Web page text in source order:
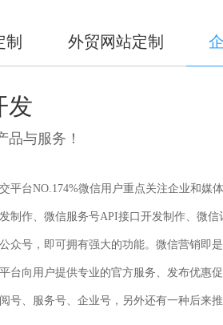
外贸网站定制
发
品与服务！
平台NO.174%微信用户重点关注企业
制作、微信服务号API接口开发制作、微
众号，即可拥有强大的功能。微信营销即
台向用户提供专业的官方服务、发布优惠
号、服务号、企业号，另外还有一种后来